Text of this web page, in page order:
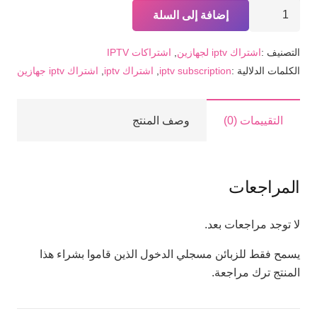
لمدة
الباقة
الكاملة
إضافة إلى السلة
التصنيف :اشتراك iptv لجهازين , اشتراكات IPTV
الكلمات الدلالية :iptv subscription
, اشتراك iptv , اشتراك iptv جهازين
التقييمات (0) وصف المنتج
المراجعات
لا توجد مراجعات بعد.
يسمح فقط للزبائن مسجلي الدخول الذين قاموا بشراء هذا
المنتج ترك مراجعة.